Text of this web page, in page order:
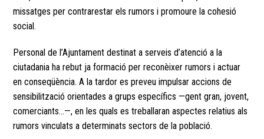
missatges per contrarestar els rumors i promoure la cohesió
social.
Personal de l’Ajuntament destinat a serveis d’atenció a la
ciutadania ha rebut ja formació per reconèixer rumors i actuar
en conseqüència. A la tardor es preveu impulsar accions de
sensibilització orientades a grups específics —gent gran, jovent,
comerciants…—, en les quals es treballaran aspectes relatius als
rumors vinculats a determinats sectors de la població.